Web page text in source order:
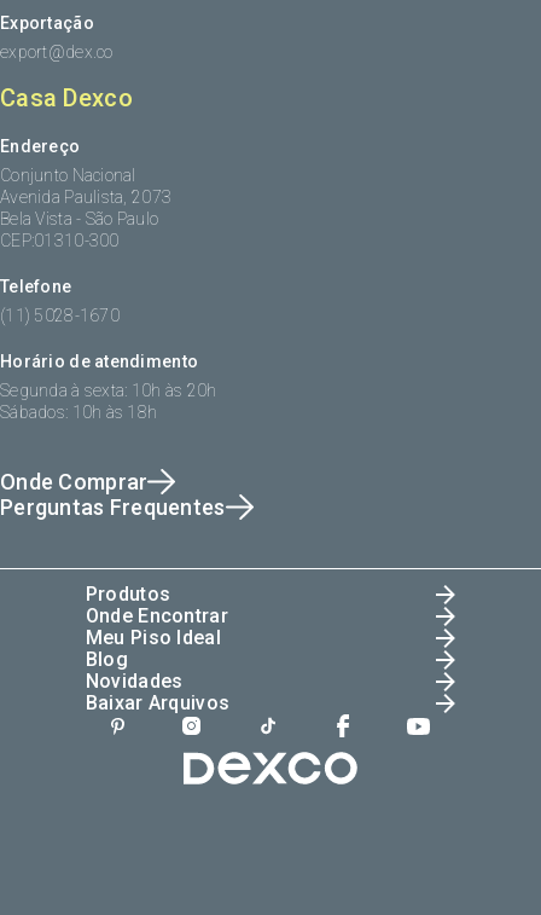
Exportação
export@dex.co
Casa Dexco
Endereço
Conjunto Nacional
Avenida Paulista, 2073
Bela Vista - São Paulo
CEP:01310-300
Telefone
(11) 5028-1670
Horário de atendimento
Segunda à sexta: 10h às 20h
Sábados: 10h às 18h
Onde Comprar
Perguntas Frequentes
Produtos
Onde Encontrar
Meu Piso Ideal
Blog
Novidades
Baixar Arquivos